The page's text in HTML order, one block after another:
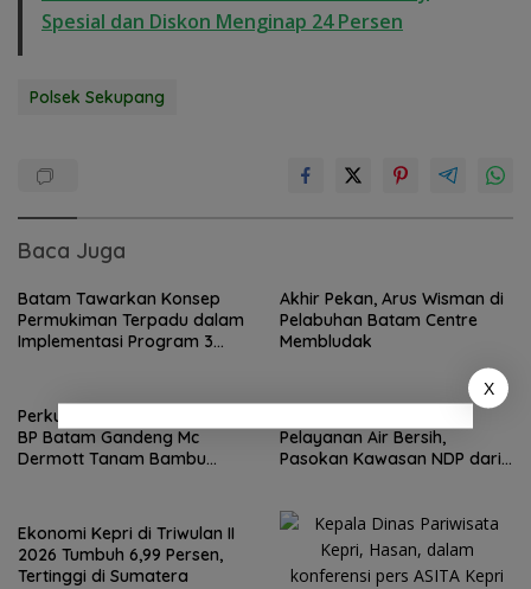
Spesial dan Diskon Menginap 24 Persen
Polsek Sekupang
Baca Juga
Batam Tawarkan Konsep
Permukiman Terpadu dalam
Implementasi Program 3
Akhir Pekan, Arus Wisman di
Pelabuhan Batam Centre
Membludak
Perkuat Ketahanan Air Baku,
BP Batam Gandeng Mc
Dermott Tanam Bambu
Pelayanan Air Bersih,
Pasokan Kawasan NDP dari
Ekonomi Kepri di Triwulan II
2026 Tumbuh 6,99 Persen,
Tertinggi di Sumatera
X